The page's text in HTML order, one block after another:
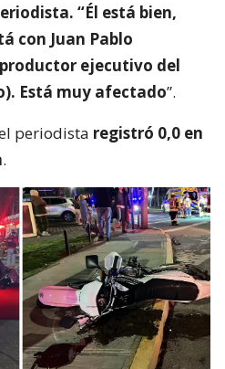
“Él está bien,
con Juan Pablo
ejecutivo del
Está muy afectado”.
periodista registró 0,0 en
.